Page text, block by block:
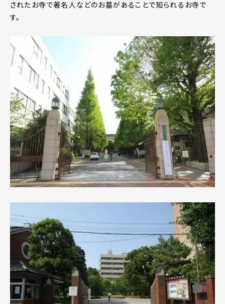
されたお寺で著名人などのお墓があることで知られるお寺で
す。